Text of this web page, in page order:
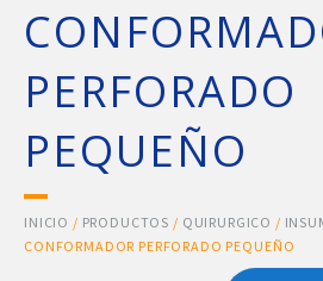
PERFORADO
PEQUEÑO
INICIO / PRODUCTOS / QUIRURGICO /
CONFORMADOR PERFORADO PEQUEÑO